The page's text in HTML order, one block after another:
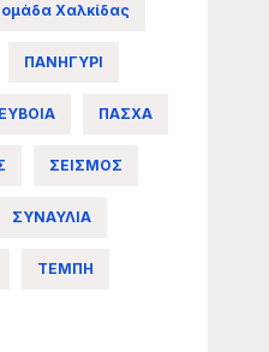
Χαλκίδας
ΠΑΝΗΓΥΡΙ
ΠΑΣΧΑ
ΣΕΙΣΜΟΣ
ΣΥΝΑΥΛΙΑ
ΤΕΜΠΗ